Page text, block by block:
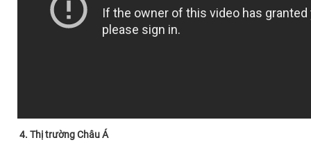
4. Thị trường Châu Á